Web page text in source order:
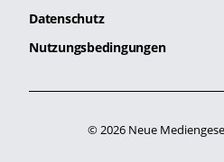
Datenschutz
Nutzungsbedingungen
© 2026 Neue